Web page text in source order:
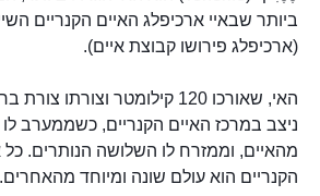
ביותר שבאיי ארכיפלג האיים הקנריים
(ארכיפלג פירושו קבוצת איים).
האי, שאורכו 120 קילומטר
ניצב במרכז האיים הקנריים, כשממערב
מהאיים, וממזרח לו השלושה הנותרים.
הקנריים הוא עולם שונה ומיוחד מהאחרים.